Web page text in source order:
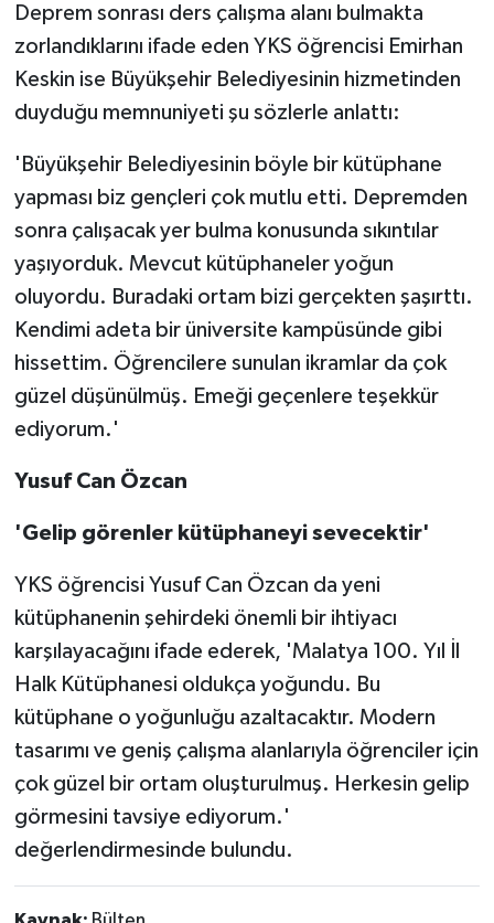
Deprem sonrası ders çalışma alanı bulmakta
zorlandıklarını ifade eden YKS öğrencisi Emirhan
Keskin ise Büyükşehir Belediyesinin hizmetinden
duyduğu memnuniyeti şu sözlerle anlattı:
'Büyükşehir Belediyesinin böyle bir kütüphane
yapması biz gençleri çok mutlu etti. Depremden
sonra çalışacak yer bulma konusunda sıkıntılar
yaşıyorduk. Mevcut kütüphaneler yoğun
oluyordu. Buradaki ortam bizi gerçekten şaşırttı.
Kendimi adeta bir üniversite kampüsünde gibi
hissettim. Öğrencilere sunulan ikramlar da çok
güzel düşünülmüş. Emeği geçenlere teşekkür
ediyorum.'
Yusuf Can Özcan
'Gelip görenler kütüphaneyi sevecektir'
YKS öğrencisi Yusuf Can Özcan da yeni
kütüphanenin şehirdeki önemli bir ihtiyacı
karşılayacağını ifade ederek, 'Malatya 100. Yıl İl
Halk Kütüphanesi oldukça yoğundu. Bu
kütüphane o yoğunluğu azaltacaktır. Modern
tasarımı ve geniş çalışma alanlarıyla öğrenciler için
çok güzel bir ortam oluşturulmuş. Herkesin gelip
görmesini tavsiye ediyorum.'
değerlendirmesinde bulundu.